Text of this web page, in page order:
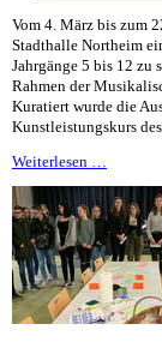
Vom 4. März bis zum
Stadthalle Northeim
Jahrgänge 5 bis 12 zu
Rahmen der
Kuratiert wurde die
Kunstleistungskurs
Weiterlesen …
des